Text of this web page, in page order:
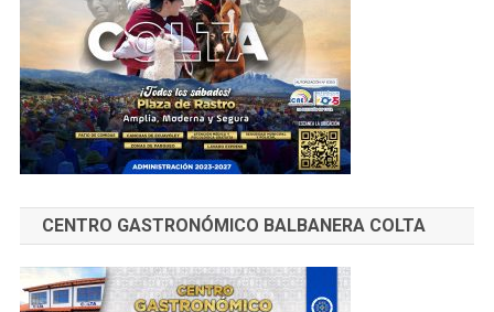
CENTRO GASTRONÓMICO BALBANERA COLTA